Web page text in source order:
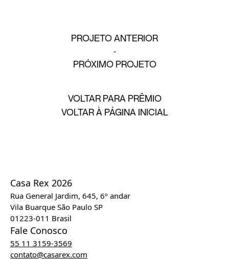
PROJETO ANTERIOR
PRÓXIMO PROJETO
VOLTAR PARA PRÊMIO
VOLTAR À PÁGINA INICIAL
Casa Rex 2026
Rua General Jardim, 645, 6º andar
Vila Buarque São Paulo SP
01223-011 Brasil
Fale Conosco
55 11 3159-3569
contato@casarex.com